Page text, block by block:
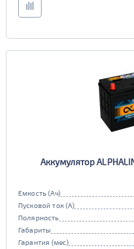
Аккумулятор
Емкость (Ач)
Пусковой ток (А)
Полярность
Габариты
Гарантия (мес)